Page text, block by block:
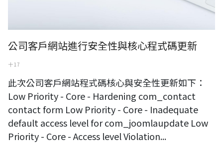
公司客戶網站進行安全性與核心程式碼更新
十 17
此次公司客戶網站程式碼核心與安全性更新如下：
Low Priority - Core - Hardening com_contact
contact form Low Priority - Core - Inadequate
default access level for com_joomlaupdate Low
Priority - Core - Access level Violation...